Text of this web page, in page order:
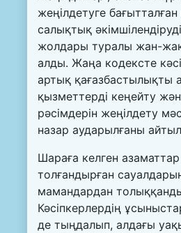
жеңілдетуге
салықтық
жолдары туралы жан-
алды. Жаңа кодексте
артық қағазбастылықты
қызметтерді кеңейту
рәсімдерін жеңілдету
назар аударылғаны
Шараға келген азаматтар
толғандырған
мамандардан
Кәсіпкерлердің
де тыңдалып, алдағы